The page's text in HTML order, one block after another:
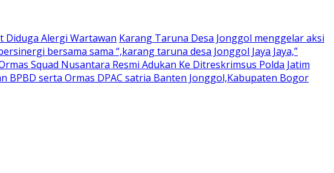
Diduga Alergi Wartawan Karang Taruna Desa Jonggol menggelar aksi
bersama sama “,karang taruna desa Jonggol Jaya Jaya,”
Squad Nusantara Resmi Adukan Ke Ditreskrimsus Polda Jatim
BPBD serta Ormas DPAC satria Banten Jonggol,Kabupaten Bogor